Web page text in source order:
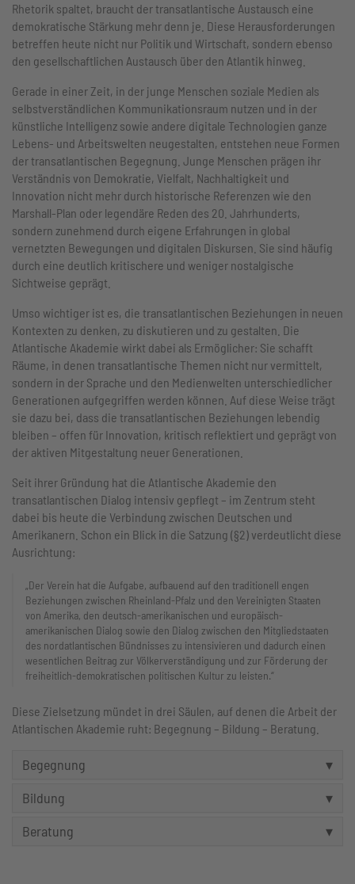
Rhetorik spaltet, braucht der transatlantische Austausch eine
demokratische Stärkung mehr denn je. Diese Herausforderungen
betreffen heute nicht nur Politik und Wirtschaft, sondern ebenso
den gesellschaftlichen Austausch über den Atlantik hinweg.
Gerade in einer Zeit, in der junge Menschen soziale Medien als
selbstverständlichen Kommunikationsraum nutzen und in der
künstliche Intelligenz sowie andere digitale Technologien ganze
Lebens- und Arbeitswelten neugestalten, entstehen neue Formen
der transatlantischen Begegnung. Junge Menschen prägen ihr
Verständnis von Demokratie, Vielfalt, Nachhaltigkeit und
Innovation nicht mehr durch historische Referenzen wie den
Marshall-Plan oder legendäre Reden des 20. Jahrhunderts,
sondern zunehmend durch eigene Erfahrungen in global
vernetzten Bewegungen und digitalen Diskursen. Sie sind häufig
durch eine deutlich kritischere und weniger nostalgische
Sichtweise geprägt.
Umso wichtiger ist es, die transatlantischen Beziehungen in neuen
Kontexten zu denken, zu diskutieren und zu gestalten. Die
Atlantische Akademie wirkt dabei als Ermöglicher: Sie schafft
Räume, in denen transatlantische Themen nicht nur vermittelt,
sondern in der Sprache und den Medienwelten unterschiedlicher
Generationen aufgegriffen werden können. Auf diese Weise trägt
sie dazu bei, dass die transatlantischen Beziehungen lebendig
bleiben – offen für Innovation, kritisch reflektiert und geprägt von
der aktiven Mitgestaltung neuer Generationen.
Seit ihrer Gründung hat die Atlantische Akademie den
transatlantischen Dialog intensiv gepflegt – im Zentrum steht
dabei bis heute die Verbindung zwischen Deutschen und
Amerikanern. Schon ein Blick in die Satzung (§2) verdeutlicht diese
Ausrichtung:
„Der Verein hat die Aufgabe, aufbauend auf den traditionell engen
Beziehungen zwischen Rheinland-Pfalz und den Vereinigten Staaten
von Amerika, den deutsch-amerikanischen und europäisch-
amerikanischen Dialog sowie den Dialog zwischen den Mitgliedstaaten
des nordatlantischen Bündnisses zu intensivieren und dadurch einen
wesentlichen Beitrag zur Völkerverständigung und zur Förderung der
freiheitlich-demokratischen politischen Kultur zu leisten.“
Diese Zielsetzung mündet in drei Säulen, auf denen die Arbeit der
Atlantischen Akademie ruht: Begegnung – Bildung – Beratung.
Begegnung
Bildung
Beratung